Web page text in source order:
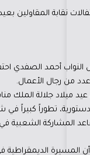
نقابة المقاولين
أحمد الصفدي
من رجال الأعمال.
ميلاد جلالة الملك
تطوراً كبيراً
المشاركة الشعبية في
المسيرة الديمقراطية